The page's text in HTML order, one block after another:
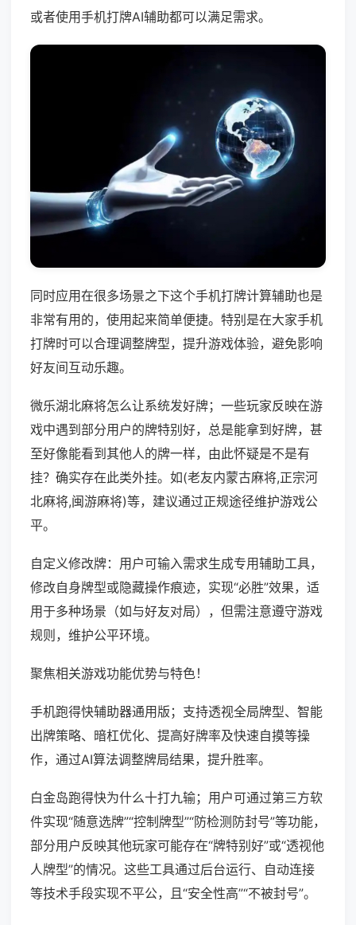
或者使用手机打牌AI辅助都可以满足需求。
同时应用在很多场景之下这个手机打牌计算辅助也是
非常有用的，使用起来简单便捷。特别是在大家手机
打牌时可以合理调整牌型，提升游戏体验，避免影响
好友间互动乐趣。
微乐湖北麻将怎么让系统发好牌；一些玩家反映在游
戏中遇到部分用户的牌特别好，总是能拿到好牌，甚
至好像能看到其他人的牌一样，由此怀疑是不是有
挂？确实存在此类外挂。如(老友内蒙古麻将,正宗河
北麻将,闽游麻将)等，建议通过正规途径维护游戏公
平。
自定义修改牌：用户可输入需求生成专用辅助工具，
修改自身牌型或隐藏操作痕迹，实现“必胜”效果，适
用于多种场景（如与好友对局），但需注意遵守游戏
规则，维护公平环境。
聚焦相关游戏功能优势与特色！
手机跑得快辅助器通用版；支持透视全局牌型、智能
出牌策略、暗杠优化、提高好牌率及快速自摸等操
作，通过AI算法调整牌局结果，提升胜率。
白金岛跑得快为什么十打九输；用户可通过第三方软
件实现“随意选牌”“控制牌型”“防检测防封号”等功能，
部分用户反映其他玩家可能存在“牌特别好”或“透视他
人牌型”的情况。这些工具通过后台运行、自动连接
等技术手段实现不平公，且“安全性高”“不被封号”。